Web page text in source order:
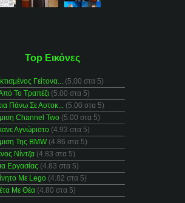
Top Εικόνες
Γείτονα... (5.00 στα 5)
Το Τραπέζι (5.00 στα 5)
Πάνω Σε Αυτοκ... (5.00 στα 5)
Channel Two (5.00 στα 5)
Αγνώριστο (4.93 στα 5)
Της BMW(4.86 στα 5)
Νίντζα (4.83 στα 5)
Εργασίας (4.83 στα 5)
Με Lego (4.82 στα 5)
Με Θέα (4.80 στα 5)